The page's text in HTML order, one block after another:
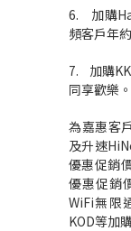
6. 加購
頻客戶年
7. 加購
同享歡樂。
為嘉惠客
及升速
優惠促銷
優惠促銷
WiFi無限
KOD等加